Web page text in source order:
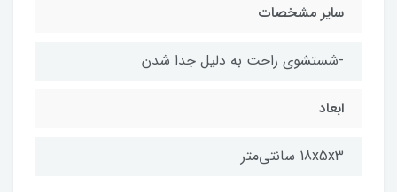
سایر مشخصات
-شستشوی راحت به دلیل جدا شدن
ابعاد
18x5x3 سانتی‌متر